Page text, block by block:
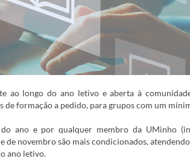
ao longo do ano letivo e aberta à
formação a pedido, para grupos com um
ano e por qualquer membro da UMinho
de novembro são mais condicionados,
ano letivo.